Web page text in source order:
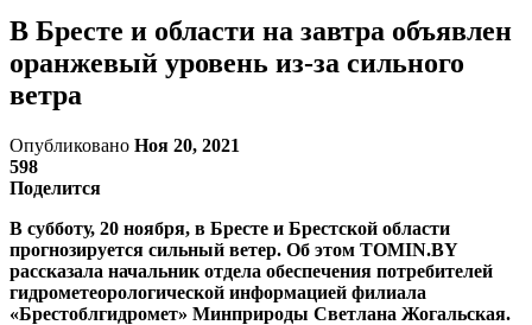
В Бресте и области на завтра объявлен
оранжевый уровень из-за сильного
ветра
Опубликовано Ноя 20, 2021
598
Поделится
В субботу, 20 ноября, в Бресте и Брестской области
прогнозируется сильный ветер. Об этом TOMIN.BY
рассказала начальник отдела обеспечения потребителей
гидрометеорологической информацией филиала
«Брестоблгидромет» Минприроды Светлана Жогальская.